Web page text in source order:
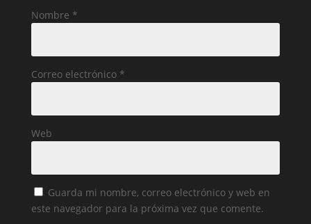
Nombre *
Correo electrónico *
Web
Guarda mi nombre, correo electrónico y web en
este navegador para la próxima vez que comente.